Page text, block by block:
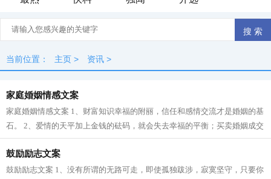
当前位置： 主页 > 资讯 >
家庭婚姻情感文案
家庭婚姻情感文案 1、财富知识幸福的附丽，信任和感情交流才是婚姻的基
石。 2、爱情的天平加上金钱的砝码，就会失去幸福的平衡；买卖婚姻成交
的时候，往往就是爱情悲剧的开始。...
鼓励励志文案
鼓励励志文案 1、没有所谓的无路可走，即使孤独跋涉，寂寞坚守，只要你